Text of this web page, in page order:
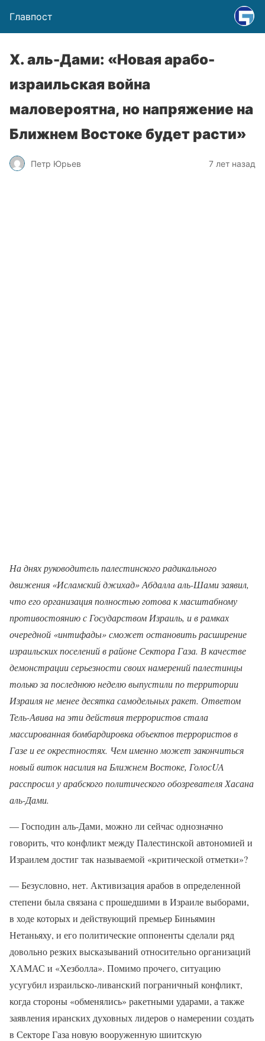
Главпост
Х. аль-Дами: «Новая арабо-
израильская война
маловероятна, но напряжение на
Ближнем Востоке будет расти»
Петр Юрьев 7 лет назад
На днях руководитель палестинского радикального
движения «Исламский джихад» Абдалла аль-Шами заявил,
что его организация полностью готова к масштабному
противостоянию с Государством Израиль, и в рамках
очередной «интифады» сможет остановить расширение
израильских поселений в районе Сектора Газа. В качестве
демонстрации серьезности своих намерений палестинцы
только за последнюю неделю выпустили по территории
Израиля не менее десятка самодельных ракет. Ответом
Тель-Авива на эти действия террористов стала
массированная бомбардировка объектов террористов в
Газе и ее окрестностях. Чем именно может закончиться
новый виток насилия на Ближнем Востоке, ГолосUA
расспросил у арабского политического обозревателя Хасана
аль-Дами.
— Господин аль-Дами, можно ли сейчас однозначно
говорить, что конфликт между Палестинской автономией и
Израилем достиг так называемой «критической отметки»?
— Безусловно, нет. Активизация арабов в определенной
степени была связана с прошедшими в Израиле выборами,
в ходе которых и действующий премьер Биньямин
Нетаньяху, и его политические оппоненты сделали ряд
довольно резких высказываний относительно организаций
ХАМАС и «Хезболла». Помимо прочего, ситуацию
усугубил израильско-ливанский пограничный конфликт,
когда стороны «обменялись» ракетными ударами, а также
заявления иранских духовных лидеров о намерении создать
в Секторе Газа новую вооруженную шиитскую